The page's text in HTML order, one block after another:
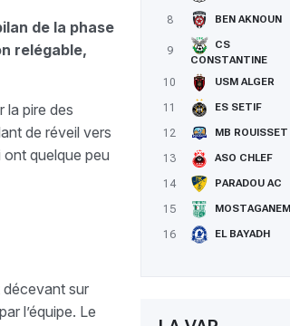
8
BEN AKNOUN
9
CS
CONSTANTINE
10 USM ALGER
11
ES SETIF
12
MB ROUISSET
13
ASO CHLEF
14
PARADOU AC
15
MOSTAGANEM
16
EL BAYADH
de la phase
relégable,
la pire des
de réveil vers
quelque peu
décevant sur
l’équipe. Le